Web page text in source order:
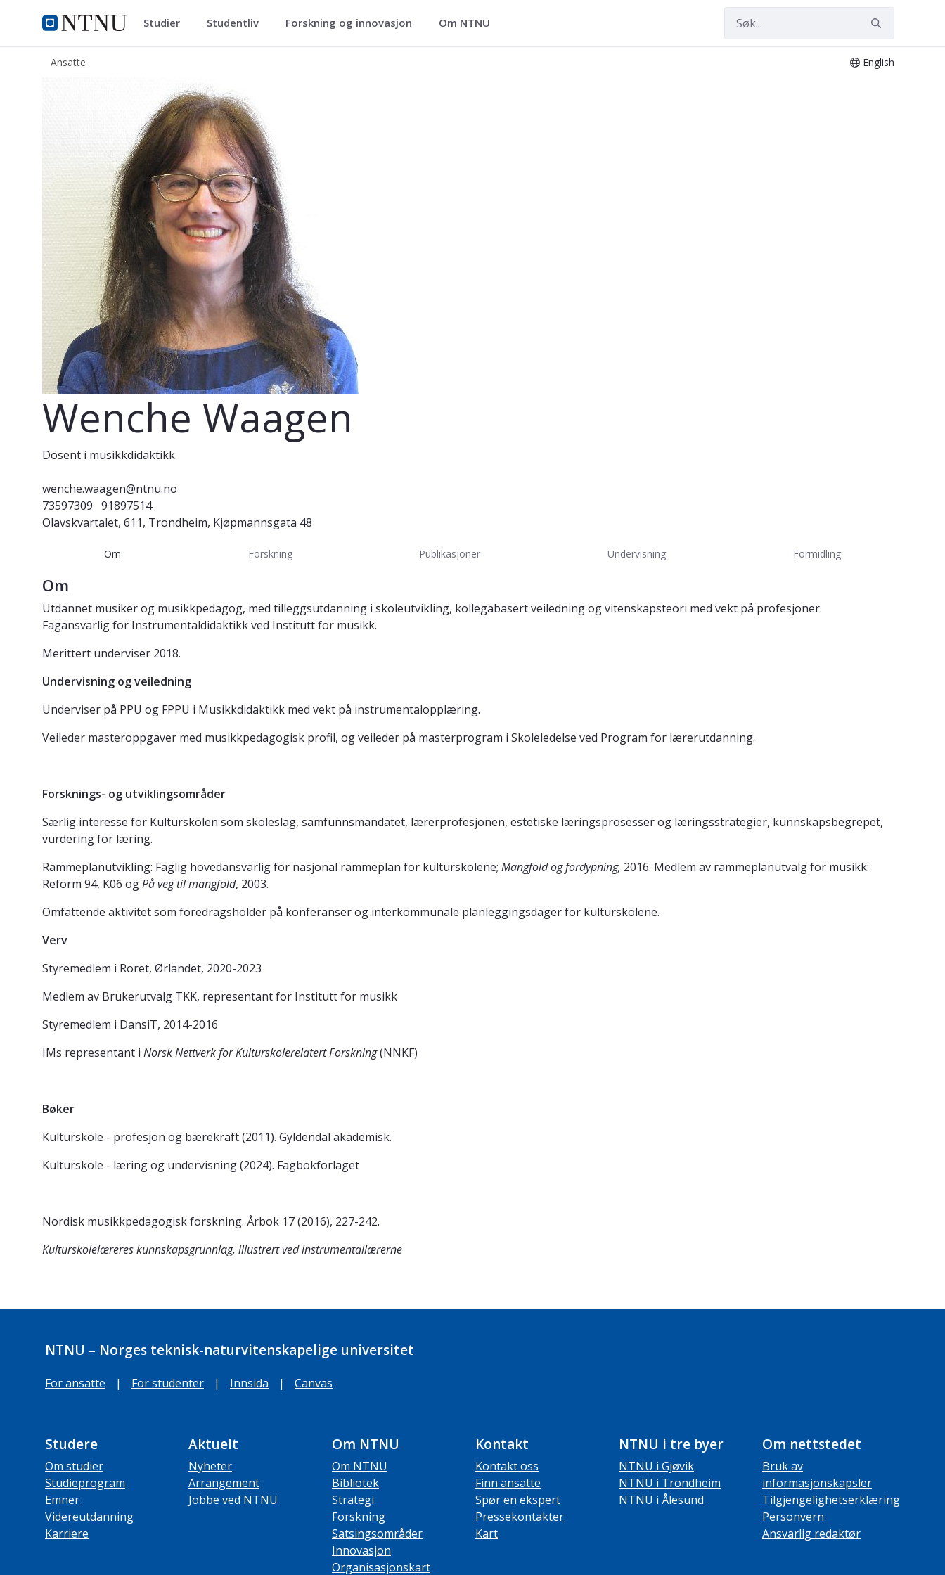
NTNU Hjemmeside
ntnu.no Studier Studentliv Forskning og innovasjon Om NTNU
Ansatte English
Wenche Waagen
Dosent i musikkdidaktikk
wenche.waagen@ntnu.no
73597309 91897514
Olavskvartalet, 611, Trondheim, Kjøpmannsgata 48
Om Forskning Publikasjoner Undervisning Formidling
Om
Utdannet musiker og musikkpedagog, med tilleggsutdanning i skoleutvikling, kollegabasert veiledning og vitenskapsteori med vekt på profesjoner.
Fagansvarlig for Instrumentaldidaktikk ved Institutt for musikk.
Merittert underviser 2018.
Undervisning og veiledning
Underviser på PPU og FPPU i Musikkdidaktikk med vekt på instrumentalopplæring.
Veileder masteroppgaver med musikkpedagogisk profil, og veileder på masterprogram i Skoleledelse ved Program for lærerutdanning.
Forsknings- og utviklingsområder
Særlig interesse for Kulturskolen som skoleslag, samfunnsmandatet, lærerprofesjonen, estetiske læringsprosesser og læringsstrategier, kunnskapsbegrepet,
vurdering for læring.
Rammeplanutvikling: Faglig hovedansvarlig for nasjonal rammeplan for kulturskolene; Mangfold og fordypning, 2016. Medlem av rammeplanutvalg for musikk:
Reform 94, K06 ogPå veg til mangfold, 2003.
Omfattende aktivitet som foredragsholder på konferanser og interkommunale planleggingsdager for kulturskolene.
Verv
Styremedlem i Roret, Ørlandet, 2020-2023
Medlem av Brukerutvalg TKK, representant for Institutt for musikk
Styremedlem i DansiT, 2014-2016
IMs representant i Norsk Nettverk for Kulturskolerelatert Forskning(NNKF)
Bøker
Kulturskole - profesjon og bærekraft (2011). Gyldendal akademisk.
Kulturskole - læring og undervisning (2024). Fagbokforlaget
Nordisk musikkpedagogisk forskning. Årbok 17 (2016), 227-242.
Kulturskolelæreres kunnskapsgrunnlag, illustrert ved instrumentallærerne
NTNU – Norges teknisk-naturvitenskapelige universitet
For ansatte | For studenter | Innsida | Canvas
Studere
Om studier
Studieprogram
Emner
Videreutdanning
Karriere
Aktuelt
Nyheter
Arrangement
Jobbe ved NTNU
Om NTNU
Om NTNU
Bibliotek
Strategi
Forskning
Satsingsområder
Innovasjon
Organisasjonskart
Kontakt
Kontakt oss
Finn ansatte
Spør en ekspert
Pressekontakter
Kart
NTNU i tre byer
NTNU i Gjøvik
NTNU i Trondheim
NTNU i Ålesund
Om nettstedet
Bruk av
informasjonskapsler
Tilgjengelighetserklæring
Personvern
Ansvarlig redaktør